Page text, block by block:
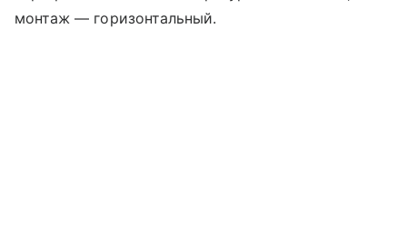
монтаж — горизонтальный.